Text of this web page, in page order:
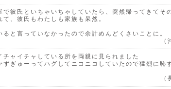
で彼氏といちゃいちゃしていたら、突然帰ってきてそ
、彼氏もわたしも家族も呆然。
ると言っていなかったので余計めんどくさいことに。
チャイチャしている所を両親に見られました
ずぎゅーってハグしてニコニコしていたので猛烈に恥